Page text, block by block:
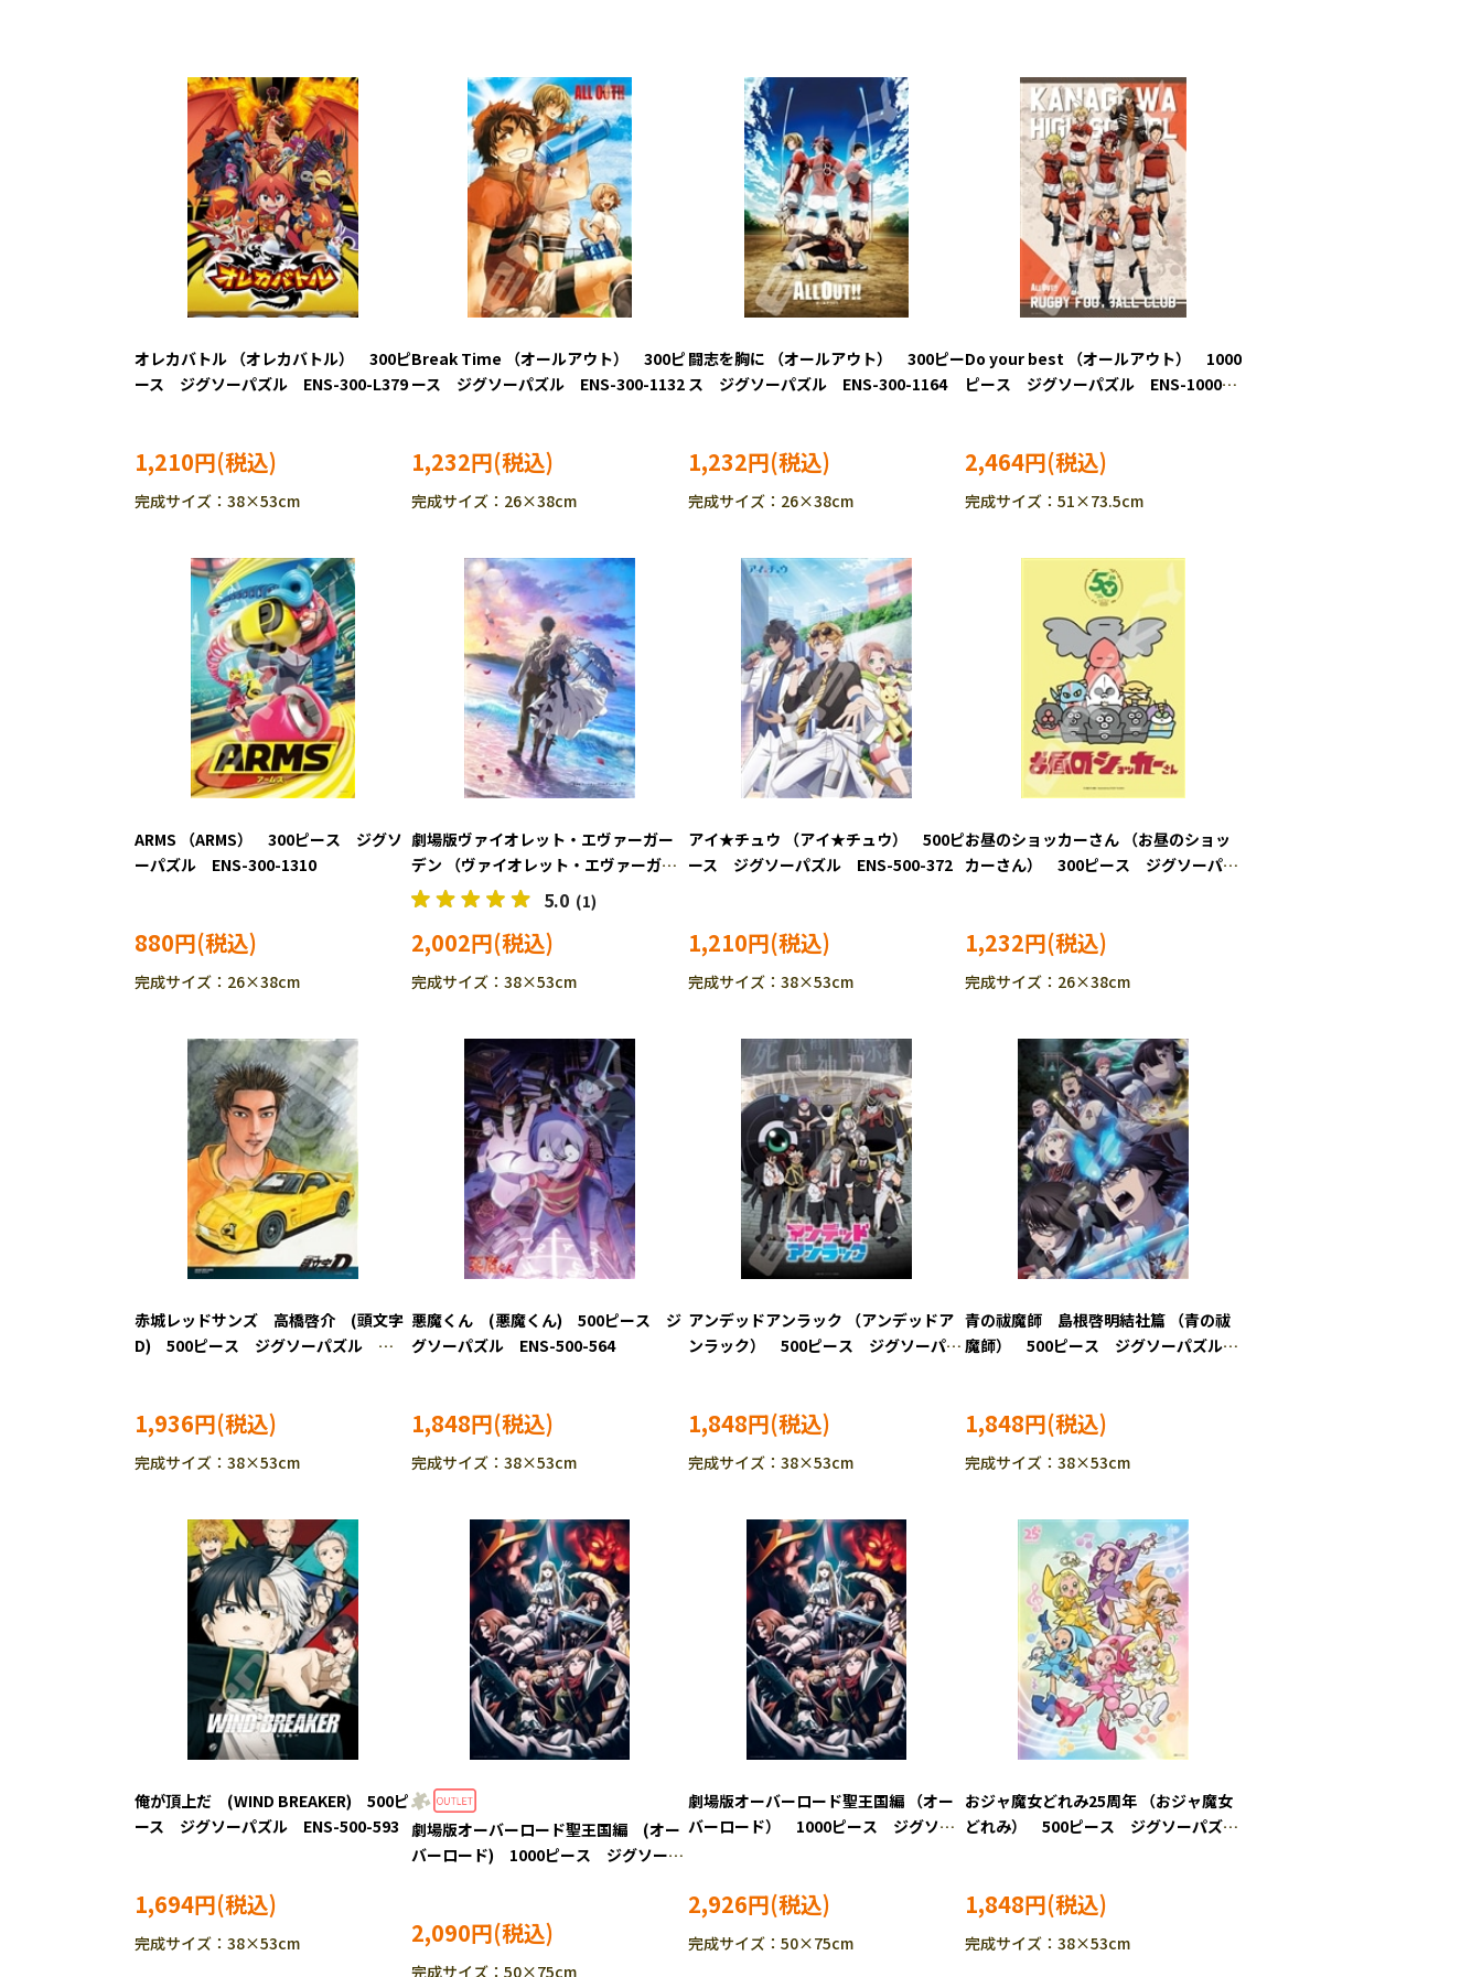
オレカバトル （オレカバトル） 300ピ
ース ジグソーパズル ENS-300-L379
1,210円
完成サイズ：38×53cm
Break Time （オールアウト） 300ピ
ース ジグソーパズル ENS-300-1132
1,232円
完成サイズ：26×38cm
闘志を胸に （オールアウト） 300ピー
ス ジグソーパズル ENS-300-1164
1,232円
完成サイズ：26×38cm
Do your best （オールアウト） 1000
ピース ジグソーパズル ENS-1000T-
2,464円
完成サイズ：51×73.5cm
ARMS （ARMS） 300ピース ジグソ
ーパズル ENS-300-1310
880円
完成サイズ：26×38cm
劇場版ヴァイオレット・エヴァーガー
デン （ヴァイオレット・エヴァーガー
デン） 600ピース ジグソーパズル
5.0 (1)
2,002円
完成サイズ：38×53cm
アイ★チュウ （アイ★チュウ） 500ピ
ース ジグソーパズル ENS-500-372
1,210円
完成サイズ：38×53cm
お昼のショッカーさん （お昼のショッ
カーさん） 300ピース ジグソーパズ
1,232円
完成サイズ：26×38cm
赤城レッドサンズ 高橋啓介 (頭文字
D) 500ピース ジグソーパズル
1,936円
完成サイズ：38×53cm
悪魔くん (悪魔くん) 500ピース ジ
グソーパズル ENS-500-564
1,848円
完成サイズ：38×53cm
アンデッドアンラック （アンデッドア
ンラック） 500ピース ジグソーパズ
1,848円
完成サイズ：38×53cm
青の祓魔師 島根啓明結社篇 （青の祓
魔師） 500ピース ジグソーパズル
1,848円
完成サイズ：38×53cm
俺が頂上だ (WIND BREAKER) 500ピ
ース ジグソーパズル ENS-500-593
1,694円
完成サイズ：38×53cm
劇場版オーバーロード聖王国編 (オー
バーロード) 1000ピース ジグソーパ
2,090円
完成サイズ：50×75cm
劇場版オーバーロード聖王国編 （オー
バーロード） 1000ピース ジグソー
2,926円
完成サイズ：50×75cm
おジャ魔女どれみ25周年 （おジャ魔女
どれみ） 500ピース ジグソーパズ
1,848円
完成サイズ：38×53cm